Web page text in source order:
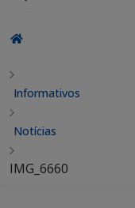
Informativos
Notícias
IMG_6660